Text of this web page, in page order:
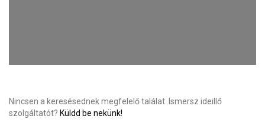
Nincsen a keresésednek megfelelő találat. Ismersz ideillő
szolgáltatót? Küldd be nekünk!